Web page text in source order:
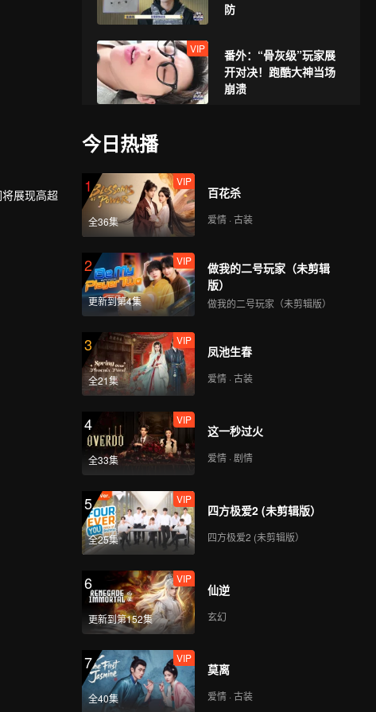
防
VIP
番外：“骨灰级”玩家展
开对决！跑酷大神当场
崩溃
展现高超
今日热播
1
全36集
VIP
百花杀
爱情 · 古装
2
更新到第4集
VIP
做我的二号玩家（未剪辑
版）
做我的二号玩家（未剪辑版）
3
全21集
VIP
凤池生春
爱情 · 古装
4
全33集
VIP
这一秒过火
爱情 · 剧情
5
全25集
VIP
四方极爱2 (未剪辑版）
四方极爱2 (未剪辑版）
6
更新到第152集
VIP
仙逆
玄幻
7
全40集
VIP
莫离
爱情 · 古装